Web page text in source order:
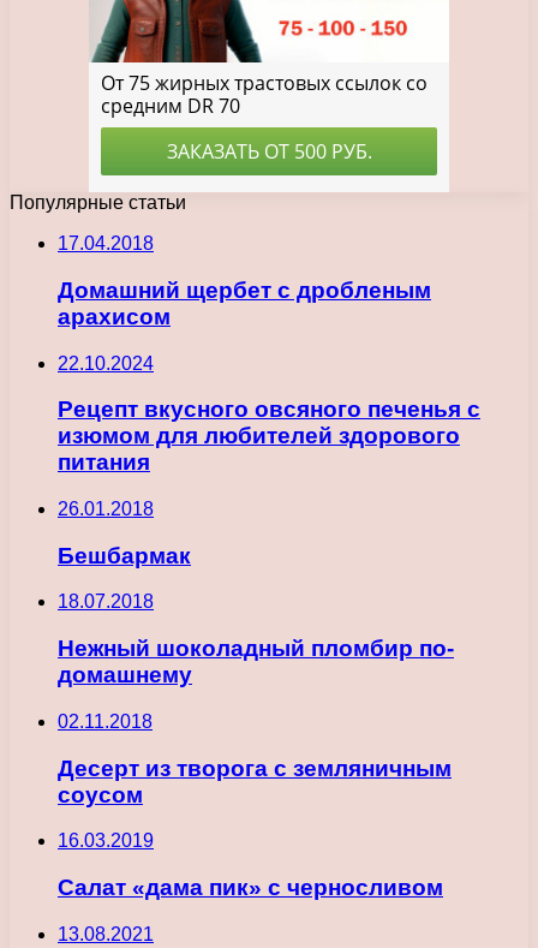
Популярные статьи
17.04.2018
Домашний щербет с дробленым
арахисом
22.10.2024
Рецепт вкусного овсяного печенья с
изюмом для любителей здорового
питания
26.01.2018
Бешбармак
18.07.2018
Нежный шоколадный пломбир по-
домашнему
02.11.2018
Десерт из творога с земляничным
соусом
16.03.2019
Салат «дама пик» с черносливом
13.08.2021